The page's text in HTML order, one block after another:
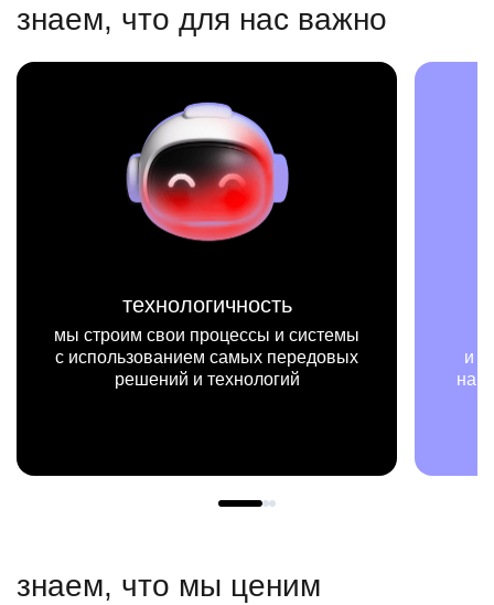
знаем, что для нас важно
технологичность
мы строим свои процессы и системы
с использованием самых передовых
решений и технологий
и
знаем, что мы ценим